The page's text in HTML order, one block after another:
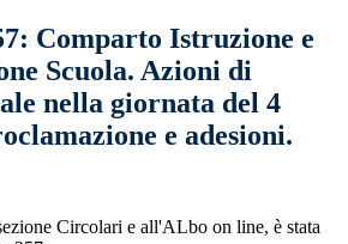
Comparto Istruzione e
Scuola. Azioni di
nella giornata del 4
e adesioni.
Circolari e all'ALbo on line, è stata